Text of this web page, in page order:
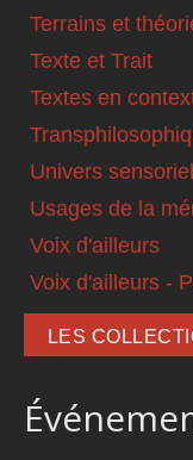
Terrains et
Texte et Trait
Textes en
Univers
Usages de la
Voix d'ailleurs
Voix d'ailleurs -
LES